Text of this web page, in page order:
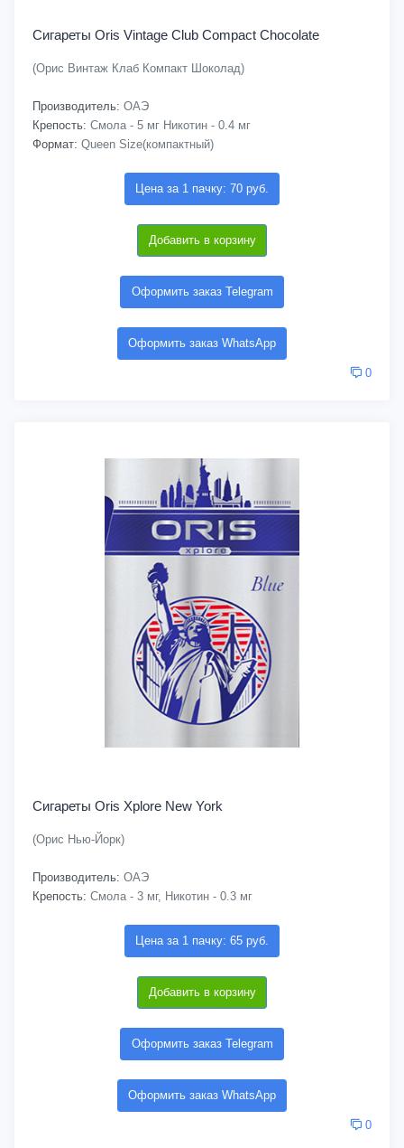
Сигареты Oris Vintage Club Compact Chocolate
(Орис Винтаж Клаб Компакт Шоколад)
Производитель: ОАЭ
Крепость: Смола - 5 мг Никотин - 0.4 мг
Формат: Queen Size(компактный)
Цена за 1 пачку: 70 руб.
Добавить в корзину
Оформить заказ Telegram
Оформить заказ WhatsApp
0
Сигареты Oris Xplore New York
(Орис Нью-Йорк)
Производитель: ОАЭ
Крепость: Смола - 3 мг, Никотин - 0.3 мг
Цена за 1 пачку: 65 руб.
Добавить в корзину
Оформить заказ Telegram
Оформить заказ WhatsApp
0